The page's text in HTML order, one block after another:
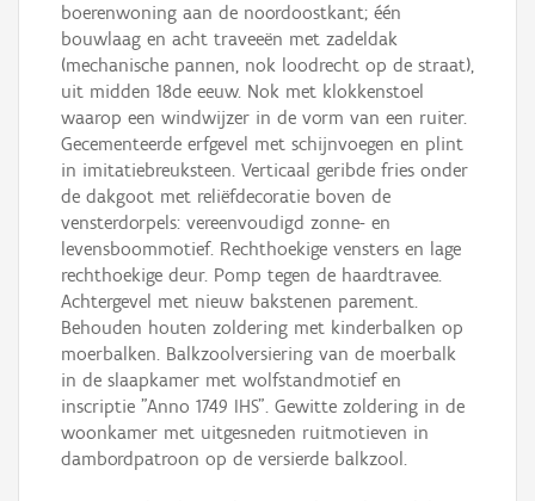
boerenwoning aan de noordoostkant; één
bouwlaag en acht traveeën met zadeldak
(mechanische pannen, nok loodrecht op de straat),
uit midden 18de eeuw. Nok met klokkenstoel
waarop een windwijzer in de vorm van een ruiter.
Gecementeerde erfgevel met schijnvoegen en plint
in imitatiebreuksteen. Verticaal geribde fries onder
de dakgoot met reliëfdecoratie boven de
vensterdorpels: vereenvoudigd zonne- en
levensboommotief. Rechthoekige vensters en lage
rechthoekige deur. Pomp tegen de haardtravee.
Achtergevel met nieuw bakstenen parement.
Behouden houten zoldering met kinderbalken op
moerbalken. Balkzoolversiering van de moerbalk
in de slaapkamer met wolfstandmotief en
inscriptie "Anno 1749 IHS". Gewitte zoldering in de
woonkamer met uitgesneden ruitmotieven in
dambordpatroon op de versierde balkzool.